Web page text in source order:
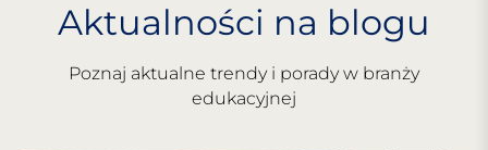
Aktualności na blogu
Poznaj aktualne trendy i porady w branży
edukacyjnej